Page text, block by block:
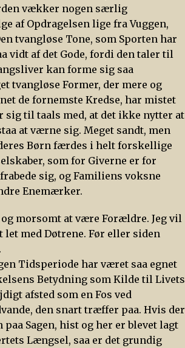
vækker nogen særlig
af Opdragelsen lige fra Vuggen,
tvangløse Tone, som Sporten har
vidt af det Gode, fordi den taler til
kan forme sig saa
tvangløse Former, der mere og
de fornemste Kredse, har mistet
sig til taals med, at det ikke nytter at
at værne sig. Meget sandt, men
Børn færdes i helt forskellige
som for Giverne er for
sig, og Familiens voksne
Enemærker.
morsomt at være Forældre. Jeg vil
med Døtrene. Før eller siden
Tidsperiode har været saa egnet
Betydning som Kilde til Livets
afsted som en Fos ved
den snart træffer paa. Hvis der
Sagen, hist og her er blevet lagt
Længsel, saa er det grundig